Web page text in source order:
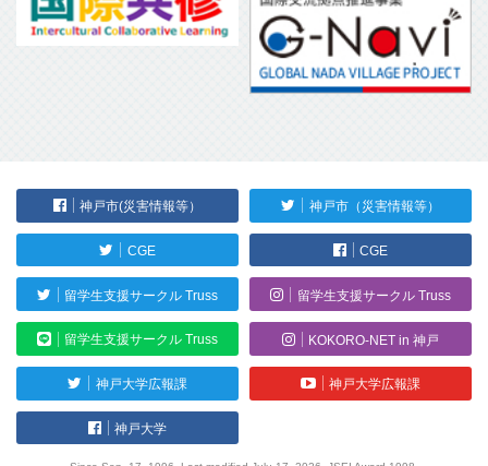
神戸市(災害情報等） 神戸市（災害情報等）
CGE CGE
留学生支援サークル Truss 留学生支援サークル Truss
留学生支援サークル Truss KOKORO-NET in 神戸
神戸大学広報課 神戸大学広報課
神戸大学